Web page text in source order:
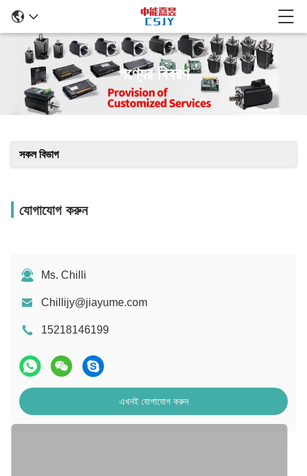
পণ্যের বিবরণ
সকল বিভাগ
যোগাযোগ করুন
Ms. Chilli
Chillijy@jiayume.com
15218146199
এখনই যোগাযোগ করুন